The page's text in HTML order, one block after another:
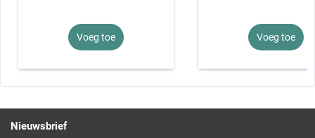
Voeg toe Voeg toe
Nieuwsbrief